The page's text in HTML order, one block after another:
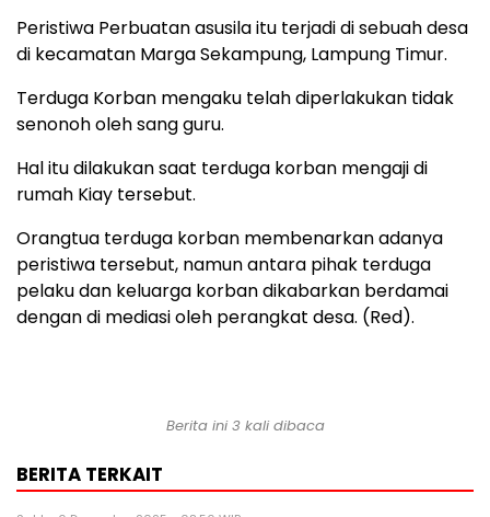
Peristiwa Perbuatan asusila itu terjadi di sebuah desa
di kecamatan Marga Sekampung, Lampung Timur.
Terduga Korban mengaku telah diperlakukan tidak
senonoh oleh sang guru.
Hal itu dilakukan saat terduga korban mengaji di
rumah Kiay tersebut.
Orangtua terduga korban membenarkan adanya
peristiwa tersebut, namun antara pihak terduga
pelaku dan keluarga korban dikabarkan berdamai
dengan di mediasi oleh perangkat desa. (Red).
Berita ini 3 kali dibaca
BERITA TERKAIT